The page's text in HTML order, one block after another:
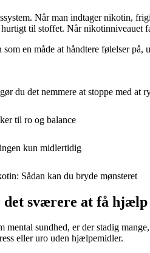
Når man indtager nikotin,
til stoffet. Når nikotinniveauet
en måde at håndtere følelser
du det nemmere at stoppe med at
til ro og balance
kun midlertidig
Sådan kan du bryde mønsteret
det sværere at få hjælp
mental sundhed, er der stadig
eller uro uden hjælpemidler.